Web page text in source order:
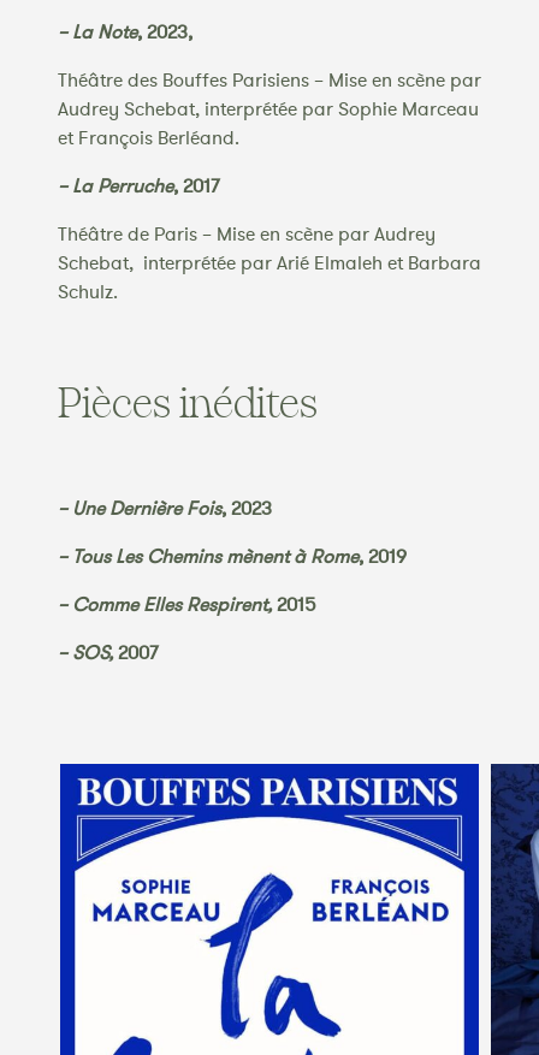
– La Note, 2023,
Théâtre des Bouffes Parisiens – Mise en scène par
Audrey Schebat, interprétée par Sophie Marceau
et François Berléand.
– La Perruche, 2017
Théâtre de Paris – Mise en scène par Audrey
Schebat, interprétée par Arié Elmaleh et Barbara
Schulz.
Pièces inédites
– Une Dernière Fois, 2023
– Tous Les Chemins mènent à Rome, 2019
– Comme Elles Respirent,2015
– SOS,2007